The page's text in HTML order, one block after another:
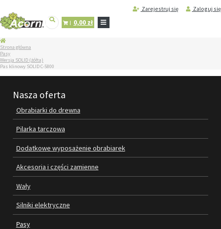
Zarejestruj się Zaloguj się
0,00 zł
STRONA
GŁÓWNA
SERWIS
MASZYN
OBRABIARKI DO DREWNA
DODATKOWE WYPOSAŻENIE
OBRABIAREK
AKCESORIA I CZĘŚCI ZAMIENNE
WAŁY
Strona główna
Pasy
Wersja SOLID (żółta)
Pas klinowy SOLID C-5800
Nasza oferta
Obrabiarki do drewna
Pilarka tarczowa
Dodatkowe wyposażenie obrabiarek
Akcesoria i części zamienne
Wały
Silniki elektryczne
Pasy